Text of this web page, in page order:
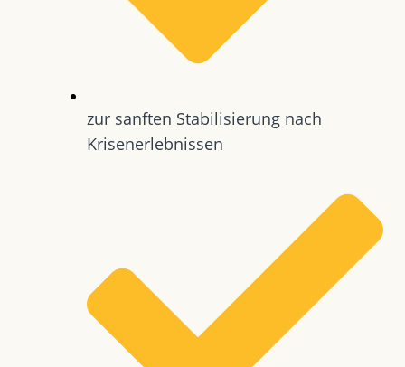
zur sanften Stabilisierung nach
Krisenerlebnissen